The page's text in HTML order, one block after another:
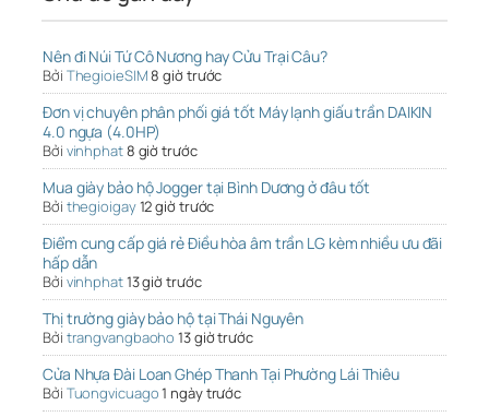
Nên đi Núi Tứ Cô Nương hay Cửu Trại Câu?
Bởi ThegioieSIM8 giờ trước
Đơn vị chuyên phân phối giá tốt Máy lạnh giấu trần DAIKIN
4.0 ngựa (4.0HP)
Bởi vinhphat8 giờ trước
Mua giày bảo hộ Jogger tại Bình Dương ở đâu tốt
Bởi thegioigay12 giờ trước
Điểm cung cấp giá rẻ Điều hòa âm trần LG kèm nhiều ưu đãi
hấp dẫn
Bởi vinhphat13 giờ trước
Thị trường giày bảo hộ tại Thái Nguyên
Bởi trangvangbaoho 13 giờ trước
Cửa Nhựa Đài Loan Ghép Thanh Tại Phường Lái Thiêu
Bởi Tuongvicuago1 ngày trước